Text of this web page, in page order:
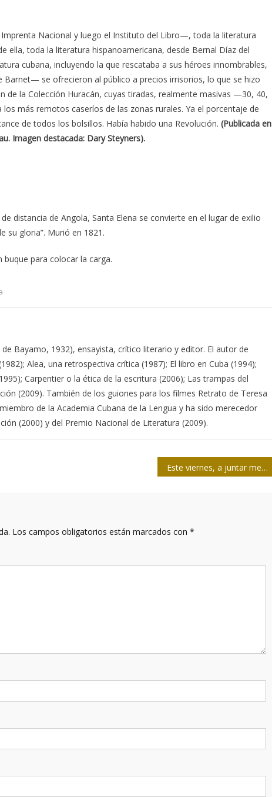
Nacional y luego el Instituto del Libro—, toda la literatura
ella, toda la literatura hispanoamericana, desde Bernal Díaz del
cubana, incluyendo la que rescataba a sus héroes innombrables,
Barnet— se ofrecieron al público a precios irrisorios, lo que se hizo
de la Colección Huracán, cuyas tiradas, realmente masivas —30, 40,
más remotos caseríos de las zonas rurales. Ya el porcentaje de
de todos los bolsillos. Había habido una Revolución. (Publicada en
Imagen destacada: Dary Steyners).
distancia de Angola, Santa Elena se convierte en el lugar de exilio
su gloria”. Murió en 1821.
buque para colocar la carga.
Bayamo, 1932), ensayista, crítico literario y editor. El autor de
Alea, una retrospectiva crítica (1987); El libro en Cuba (1994);
Carpentier o la ética de la escritura (2006); Las trampas del
(2009). También de los guiones para los filmes Retrato de Teresa
de la Academia Cubana de la Lengua y ha sido merecedor
(2000) y del Premio Nacional de Literatura (2009).
Este viernes, a juntar memorias y abrazos por Martín-Barbero
Los campos obligatorios están marcados con *